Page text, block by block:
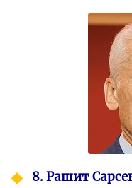
8. Рашит